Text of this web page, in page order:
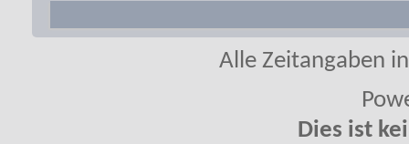
Alle Zeitangaben
Dies ist